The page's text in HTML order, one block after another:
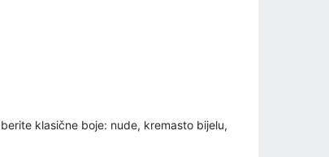
klasične boje: nude, kremasto bijelu,